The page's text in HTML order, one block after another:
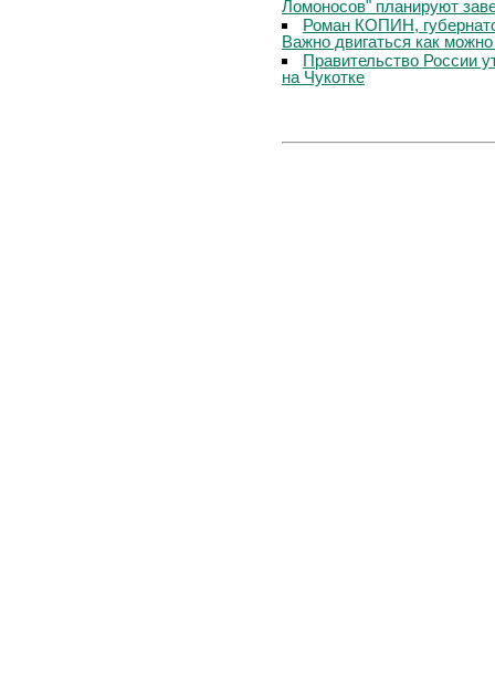
Ломоносов" планируют
Роман КОПИН,
Важно двигаться как
Правительство России
на Чукотке